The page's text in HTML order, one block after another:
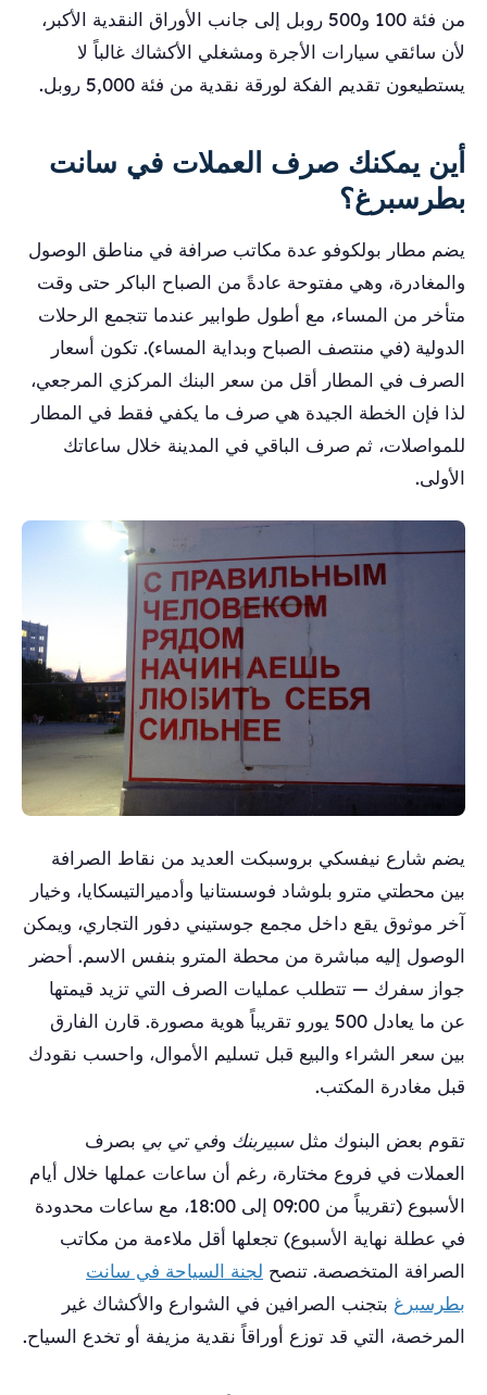
من فئة 100 و500 روبل إلى جانب الأوراق النقدية الأكبر،
لأن سائقي سيارات الأجرة ومشغلي الأكشاك غالباً لا
يستطيعون تقديم الفكة لورقة نقدية من فئة 5,000 روبل.
أين يمكنك صرف العملات في سانت
بطرسبرغ؟
يضم مطار بولكوفو عدة مكاتب صرافة في مناطق الوصول
والمغادرة، وهي مفتوحة عادةً من الصباح الباكر حتى وقت
متأخر من المساء، مع أطول طوابير عندما تتجمع الرحلات
الدولية (في منتصف الصباح وبداية المساء). تكون أسعار
الصرف في المطار أقل من سعر البنك المركزي المرجعي،
لذا فإن الخطة الجيدة هي صرف ما يكفي فقط في المطار
للمواصلات، ثم صرف الباقي في المدينة خلال ساعاتك
الأولى.
يضم شارع نيفسكي بروسبكت العديد من نقاط الصرافة
بين محطتي مترو بلوشاد فوسستانيا وأدميرالتيسكايا، وخيار
آخر موثوق يقع داخل مجمع جوستيني دفور التجاري، ويمكن
الوصول إليه مباشرة من محطة المترو بنفس الاسم. أحضر
جواز سفرك — تتطلب عمليات الصرف التي تزيد قيمتها
عن ما يعادل 500 يورو تقريباً هوية مصورة. قارن الفارق
بين سعر الشراء والبيع قبل تسليم الأموال، واحسب نقودك
قبل مغادرة المكتب.
تقوم بعض البنوك مثلسبيربنك وفي تي بي بصرف
العملات في فروع مختارة، رغم أن ساعات عملها خلال أيام
الأسبوع (تقريباً من 09:00 إلى 18:00، مع ساعات محدودة
في عطلة نهاية الأسبوع) تجعلها أقل ملاءمة من مكاتب
الصرافة المتخصصة. تنصح لجنة السياحة في سانت
بطرسبرغ بتجنب الصرافين في الشوارع والأكشاك غير
المرخصة، التي قد توزع أوراقاً نقدية مزيفة أو تخدع السياح.